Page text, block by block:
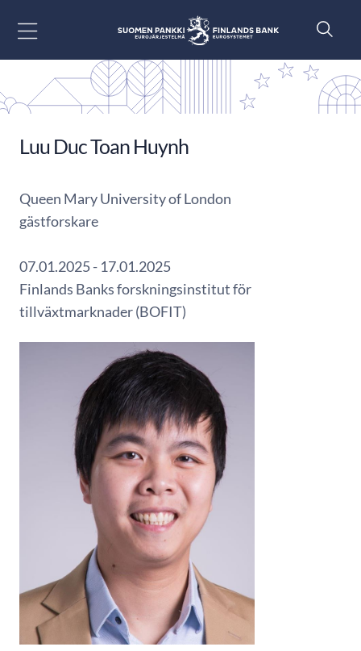
Luu Duc Toan Huynh
Queen Mary University of London
gästforskare
07.01.2025 - 17.01.2025
Finlands Banks forskningsinstitut för
tillväxtmarknader (BOFIT)